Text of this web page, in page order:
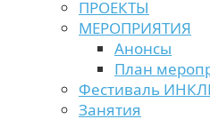
ПРОЕКТЫ
МЕРОПРИЯТИЯ
Анонсы
План
Фестиваль
Занятия